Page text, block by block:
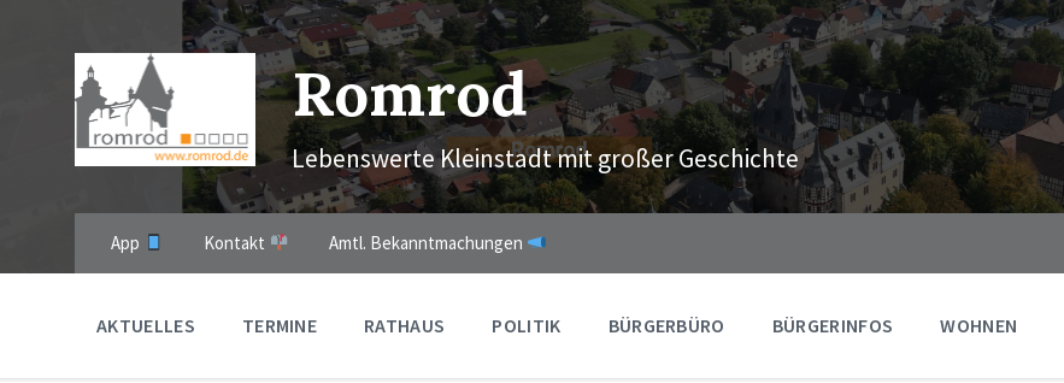
navigation
Romrod
Lebenswerte Kleinstadt mit großer Geschichte
App Kontakt Amtl. Bekanntmachungen
AKTUELLES TERMINE RATHAUS POLITIK BÜRGERBÜRO BÜRGERINFOS WOHNEN